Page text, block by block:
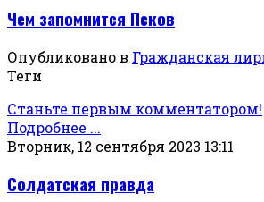
Чем запомнится Псков
Опубликовано в Гражданская
Теги
Станьте первым комментатором!
Подробнее ...
Вторник, 12 сентября 2023 13:11
Солдатская правда